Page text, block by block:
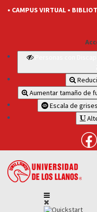
• CAMPUS VIRTUAL •
Aumentar tamaño de
Escala de grises